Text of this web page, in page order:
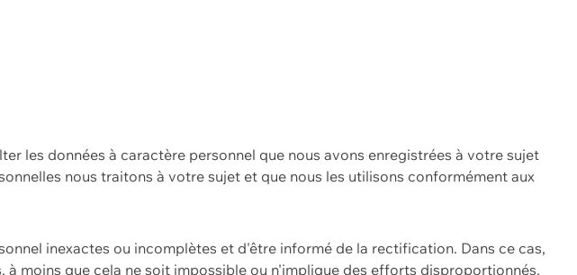
les données à caractère personnel que nous avons enregistrées à votre sujet
nous traitons à votre sujet et que nous les utilisons conformément aux
inexactes ou incomplètes et d'être informé de la rectification. Dans ce cas,
moins que cela ne soit impossible ou n'implique des efforts disproportionnés.